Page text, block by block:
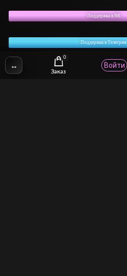
Поддержка в ВК
Поддержка в Телеграм
✉Email: stcomhelp@gmail.com
↔
0
Заказ
Войти